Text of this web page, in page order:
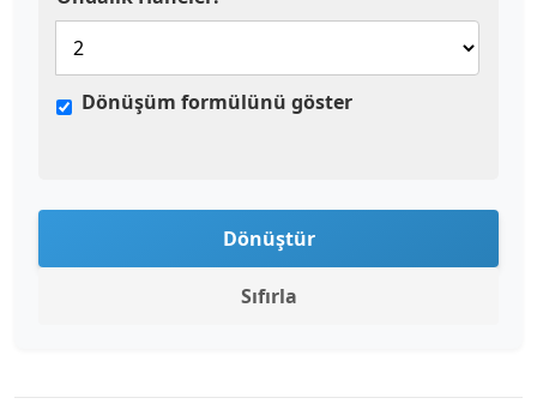
Dönüşüm formülünü göster
Dönüştür
Sıfırla